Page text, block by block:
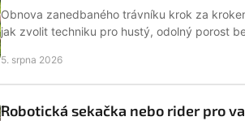
Obnova zanedbaného trávníku krok za
jak zvolit techniku pro hustý, odolný porost
5. srpna 2026
Robotická sekačka nebo rider pro